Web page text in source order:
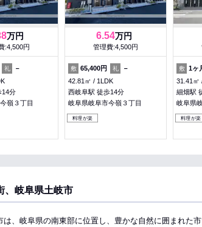
万円
:4,500円
礼
－
14分
嶺３丁目
6.54万円
管理費:4,500円
敷 65,400円 礼
－
42.81㎡
1LDK
西岐阜駅 徒歩14分
岐阜県岐阜市今嶺３丁目
料理が楽
敷 1ヶ
31.41㎡
細畑駅
岐阜県
料理が楽
、岐阜県土岐市
は、岐阜県の南東部に位置し、豊かな自然に囲まれた